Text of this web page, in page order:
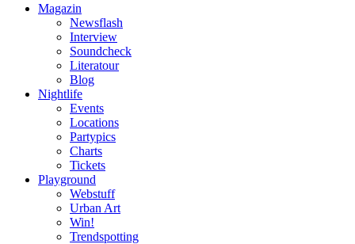
Magazin
Newsflash
Interview
Soundcheck
Literatour
Blog
Nightlife
Events
Locations
Partypics
Charts
Tickets
Playground
Webstuff
Urban Art
Win!
Trendspotting